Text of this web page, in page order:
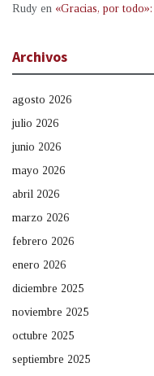
Rudy en «Gracias, por
Archivos
agosto 2026
julio 2026
junio 2026
mayo 2026
abril 2026
marzo 2026
febrero 2026
enero 2026
diciembre 2025
noviembre 2025
octubre 2025
septiembre 2025